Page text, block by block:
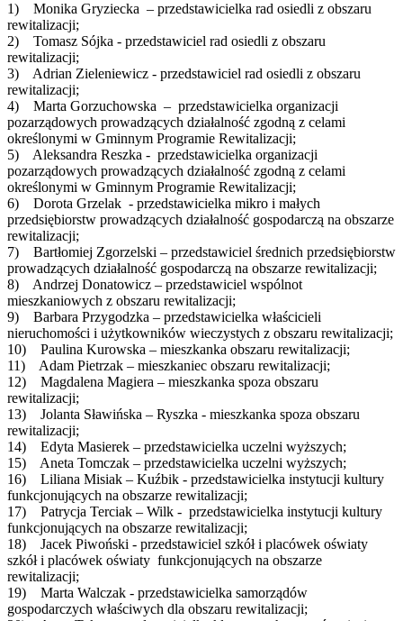
1) Monika Gryziecka – przedstawicielka rad osiedli z obszaru
rewitalizacji;
2) Tomasz Sójka - przedstawiciel rad osiedli z obszaru
rewitalizacji;
3) Adrian Zieleniewicz - przedstawiciel rad osiedli z obszaru
rewitalizacji;
4) Marta Gorzuchowska – przedstawicielka organizacji
pozarządowych prowadzących działalność zgodną z celami
określonymi w Gminnym Programie Rewitalizacji;
5) Aleksandra Reszka - przedstawicielka organizacji
pozarządowych prowadzących działalność zgodną z celami
określonymi w Gminnym Programie Rewitalizacji;
6) Dorota Grzelak - przedstawicielka mikro i małych
przedsiębiorstw prowadzących działalność gospodarczą na obszarze
rewitalizacji;
7) Bartłomiej Zgorzelski – przedstawiciel średnich przedsiębiorstw
prowadzących działalność gospodarczą na obszarze rewitalizacji;
8) Andrzej Donatowicz – przedstawiciel wspólnot
mieszkaniowych z obszaru rewitalizacji;
9) Barbara Przygodzka – przedstawicielka właścicieli
nieruchomości i użytkowników wieczystych z obszaru rewitalizacji;
10) Paulina Kurowska – mieszkanka obszaru rewitalizacji;
11) Adam Pietrzak – mieszkaniec obszaru rewitalizacji;
12) Magdalena Magiera – mieszkanka spoza obszaru
rewitalizacji;
13) Jolanta Sławińska – Ryszka - mieszkanka spoza obszaru
rewitalizacji;
14) Edyta Masierek – przedstawicielka uczelni wyższych;
15) Aneta Tomczak – przedstawicielka uczelni wyższych;
16) Liliana Misiak – Kuźbik - przedstawicielka instytucji kultury
funkcjonujących na obszarze rewitalizacji;
17) Patrycja Terciak – Wilk - przedstawicielka instytucji kultury
funkcjonujących na obszarze rewitalizacji;
18) Jacek Piwoński - przedstawiciel szkół i placówek oświaty
szkół i placówek oświaty funkcjonujących na obszarze
rewitalizacji;
19) Marta Walczak - przedstawicielka samorządów
gospodarczych właściwych dla obszaru rewitalizacji;